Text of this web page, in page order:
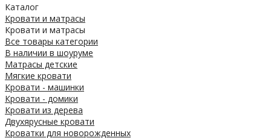
Каталог
Кровати и матрасы
Кровати и матрасы
Все товары категории
В наличии в шоуруме
Матрасы детские
Мягкие кровати
Кровати - машинки
Кровати - домики
Кровати из дерева
Двухярусные кровати
Кроватки для новорожденных